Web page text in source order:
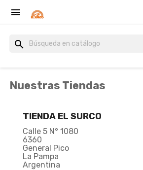

search
Nuestras Tiendas
TIENDA EL SURCO
Calle 5 N° 1080
6360
General Pico
La Pampa
Argentina